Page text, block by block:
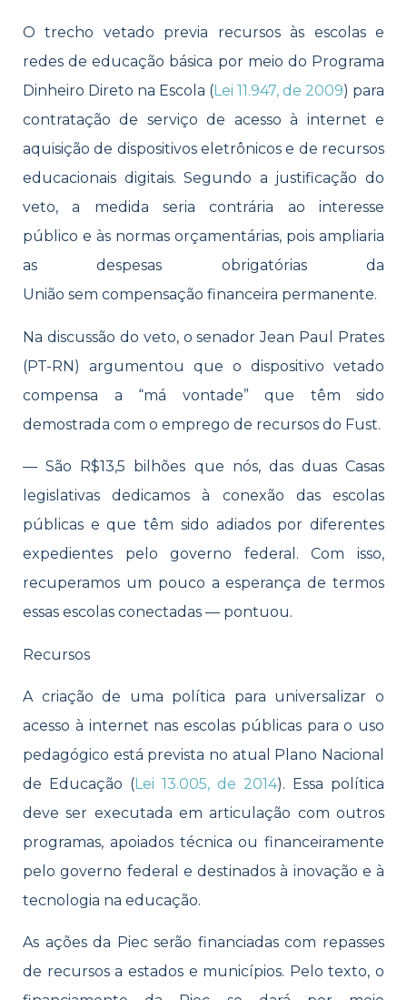
O trecho vetado previa recursos às escolas e
redes de educação básica por meio do Programa
Dinheiro Direto na Escola (Lei 11.947, de 2009) para
contratação de serviço de acesso à internet e
aquisição de dispositivos eletrônicos e de recursos
educacionais digitais. Segundo a justificação do
veto, a medida seria contrária ao interesse
público e às normas orçamentárias, pois ampliaria
as despesas obrigatórias da
União sem compensação financeira permanente.
Na discussão do veto, o senador Jean Paul Prates
(PT-RN) argumentou que o dispositivo vetado
compensa a “má vontade” que têm sido
demostrada com o emprego de recursos do Fust.
— São R$13,5 bilhões que nós, das duas Casas
legislativas dedicamos à conexão das escolas
públicas e que têm sido adiados por diferentes
expedientes pelo governo federal. Com isso,
recuperamos um pouco a esperança de termos
essas escolas conectadas — pontuou.
Recursos
A criação de uma política para universalizar o
acesso à internet nas escolas públicas para o uso
pedagógico está prevista no atual Plano Nacional
de Educação (Lei 13.005, de 2014). Essa política
deve ser executada em articulação com outros
programas, apoiados técnica ou financeiramente
pelo governo federal e destinados à inovação e à
tecnologia na educação.
As ações da Piec serão financiadas com repasses
de recursos a estados e municípios. Pelo texto, o